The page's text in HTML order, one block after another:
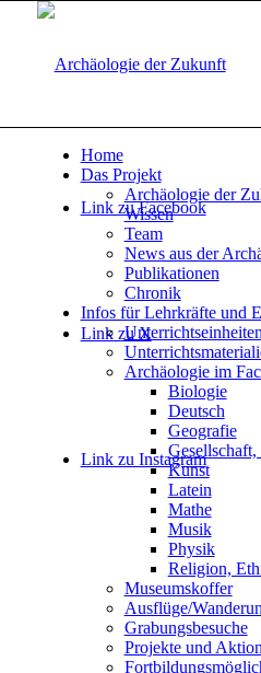
Link zu Facebook
Link zu X
Link zu Instagram
Home
Das Projekt
Archäologie der
Wissen
Team
News aus der
Publikationen
Chronik
Infos für Lehrkräfte und
Unterrichtseinheiten
Archäologie im
Biologie
Deutsch
Geografie
Kunst
Latein
Mathe
Musik
Physik
Religion,
Museumskoffer
Ausflüge/
Grabungsbesuche
Projekte und